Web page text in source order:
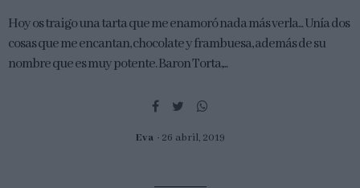
Hoy os traigo una tarta que me enamoró nada más verla... Unía dos
cosas que me encantan, chocolate y frambuesa, además de su
nombre que es muy potente. Baron Torta,...
Eva 26 abril, 2019